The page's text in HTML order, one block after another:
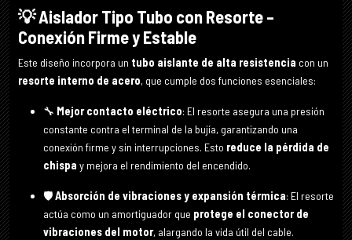
💡Aislador Tipo Tubo con Resorte –
Conexión Firme y Estable
Este diseño incorpora un tubo aislante de alta resistencia con un
resorte interno de acero, que cumple dos funciones esenciales:
🔧 Mejor contacto eléctrico: El resorte asegura una presión
constante contra el terminal de la bujía, garantizando una
conexión firme y sin interrupciones. Esto reduce la pérdida de
chispa y mejora el rendimiento del encendido.
🛡Absorción de vibraciones y expansión térmica: El resorte
actúa como un amortiguador que protege el conector de
vibraciones del motor, alargando la vida útil del cable.